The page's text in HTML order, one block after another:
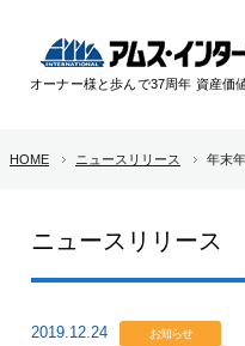
オーナー様と歩んで37周年 資産価
HOME ニュースリリース 年末
ニュースリリース
2019.12.24 お知らせ